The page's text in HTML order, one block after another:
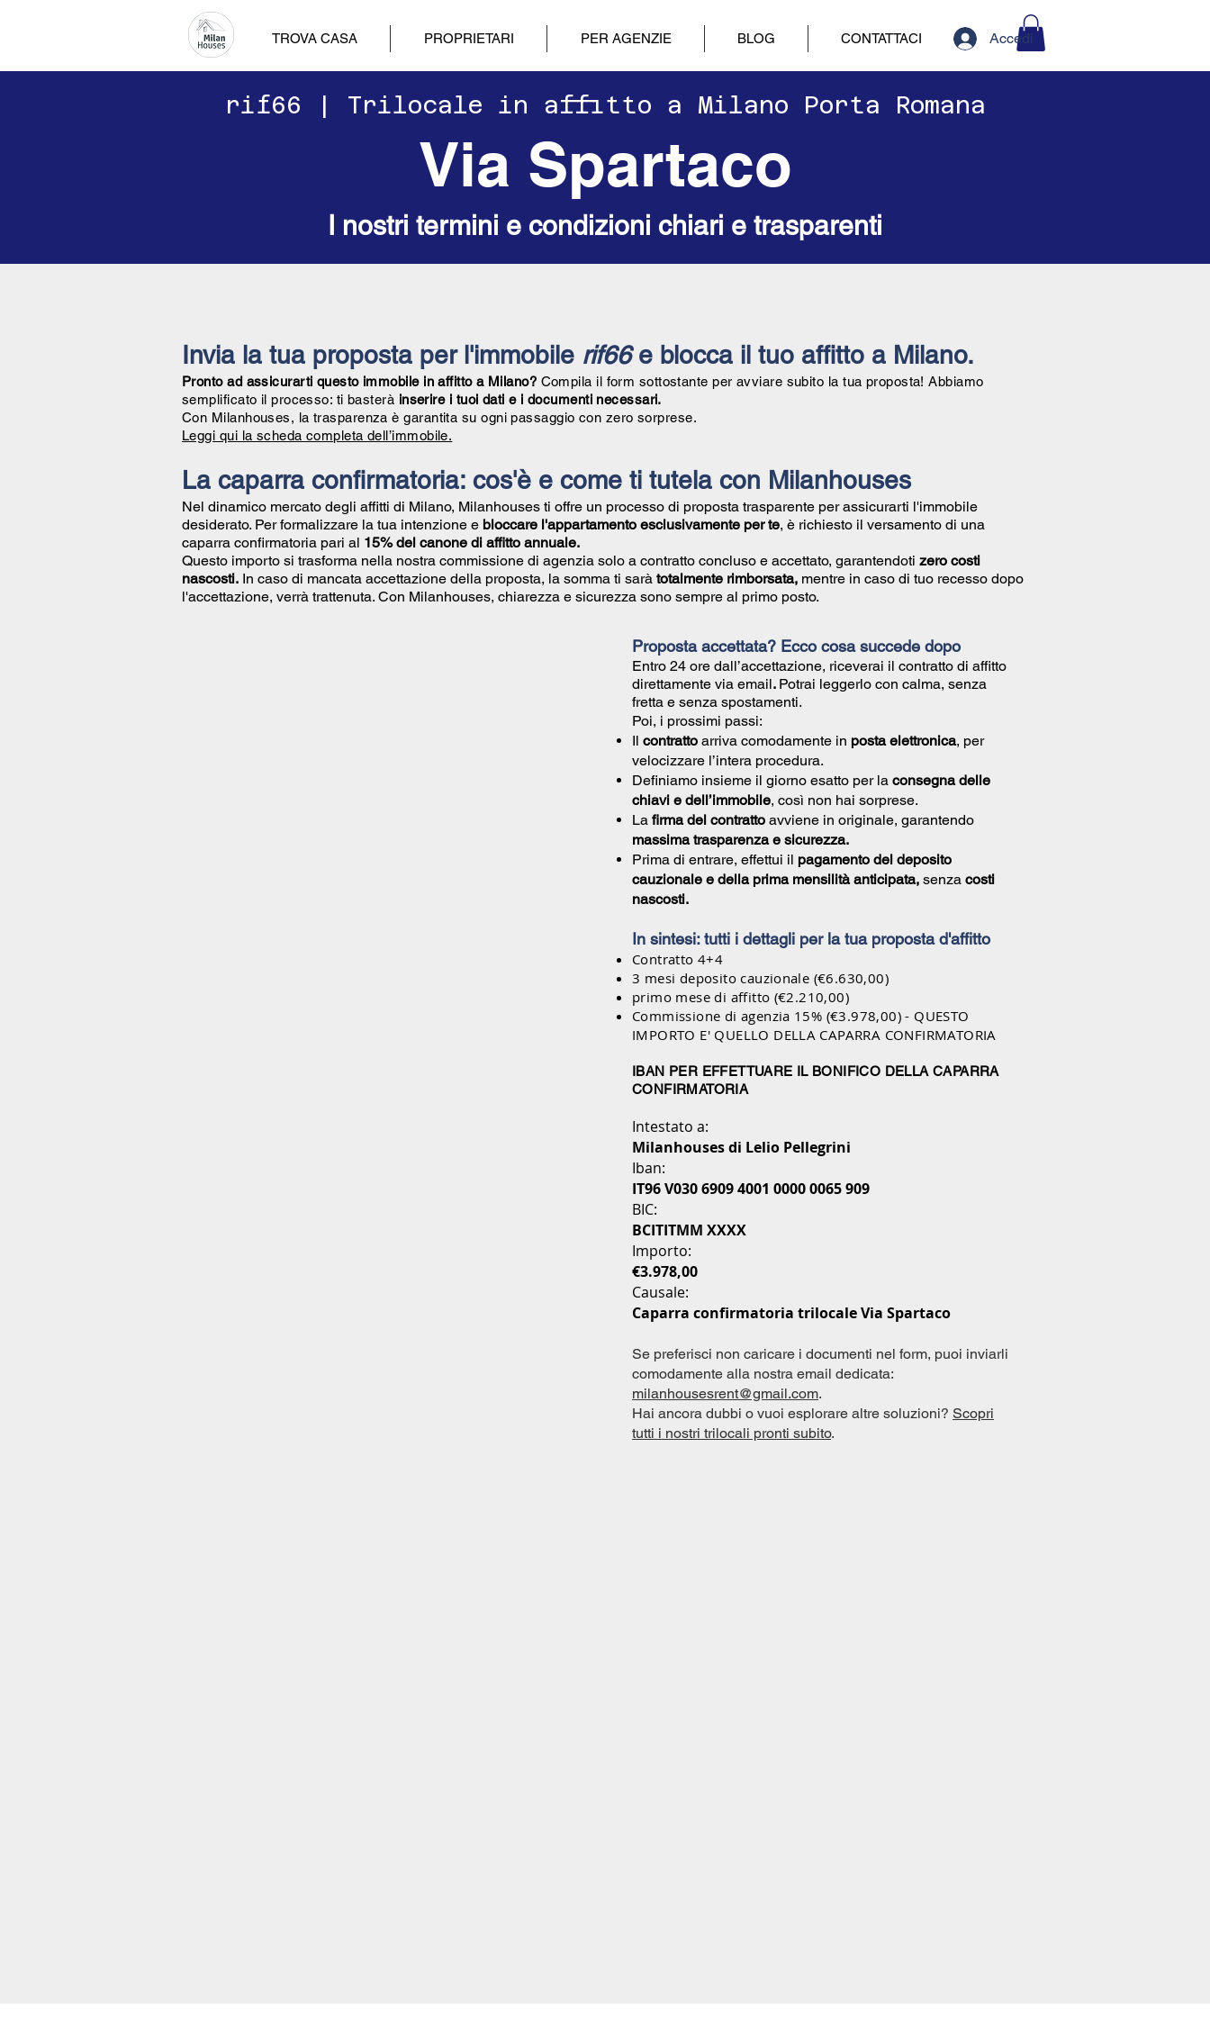
TROVA CASA PROPRIETARI PER AGENZIE BLOG CONTATTACI Accedi
​​rif66 | Trilocale in affitto a Milano Porta Romana
Via Spartaco
I nostri termini e condizioni chiari e trasparenti
Invia la tua proposta per l'immobile rif66e blocca il tuo affitto a Milano.
Pronto ad assicurarti questo immobile in affitto a Milano? Compila il form sottostante per avviare subito la tua proposta! Abbiamo
semplificato il processo: ti basterà inserire i tuoi dati e i documenti necessari.
Con Milanhouses, la trasparenza è garantita su ogni passaggio con zero sorprese.
Leggi qui la scheda completa dell’immobile.
La caparra confirmatoria: cos'è e come ti tutela con Milanhouses
Nel dinamico mercato degli affitti di Milano, Milanhouses ti offre un processo di proposta trasparente per assicurarti l'immobile
desiderato. Per formalizzare la tua intenzione e bloccare l'appartamento esclusivamente per te, è richiesto il versamento di una
caparra confirmatoria pari al 15% del canone di affitto annuale.
Questo importo si trasforma nella nostra commissione di agenzia solo a contratto concluso e accettato, garantendoti zero costi
nascosti. In caso di mancata accettazione della proposta, la somma ti sarà totalmente rimborsata, mentre in caso di tuo recesso dopo
l'accettazione, verrà trattenuta. Con Milanhouses, chiarezza e sicurezza sono sempre al primo posto.
Proposta accettata? Ecco cosa succede dopo
Entro 24 ore dall’accettazione, riceverai il contratto di affitto
direttamente via email. Potrai leggerlo con calma, senza
fretta e senza spostamenti.
Poi, i prossimi passi:
Il contratto arriva comodamente in posta elettronica, per
velocizzare l’intera procedura.
Definiamo insieme il giorno esatto per la consegna delle
chiavi e dell’immobile, così non hai sorprese.
La firma del contratto avviene in originale, garantendo
massima trasparenza e sicurezza.
Prima di entrare, effettui il pagamento del deposito
cauzionale e della prima mensilità anticipata, senza costi
nascosti.
In sintesi: tutti i dettagli per la tua proposta d'affitto
Contratto 4+4
3 mesi deposito cauzionale (€6.630,00)
primo mese di affitto (€2.210,00)
Commissione di agenzia 15% (€3.978,00) - QUESTO
IMPORTO E' QUELLO DELLA CAPARRA CONFIRMATORIA
IBAN PER EFFETTUARE IL BONIFICO DELLA CAPARRA
CONFIRMATORIA
Intestato a:
Milanhouses di Lelio Pellegrini
Iban:
IT96 V030 6909 4001 0000 0065 909
BIC:
BCITITMM XXXX
Importo:
€3.978,00
Causale:
Caparra confirmatoria trilocale Via Spartaco
Se preferisci non caricare i documenti nel form, puoi inviarli
comodamente alla nostra email dedicata:
milanhousesrent@gmail.com.
​Hai ancora dubbi o vuoi esplorare altre soluzioni? Scopri
tutti i nostri trilocali pronti subito.